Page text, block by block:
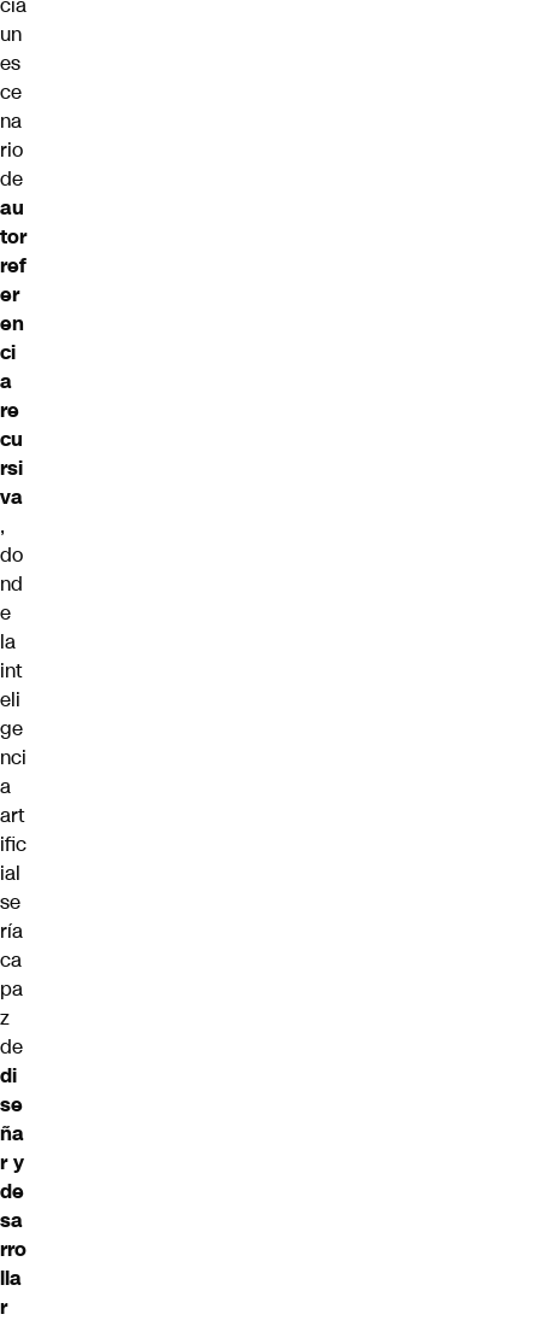
un
es
ce
na
rio
de
au
tor
ref
er
en
ci
a
re
cu
rsi
va
,
do
nd
e
la
int
eli
ge
nci
a
art
ific
ial
se
ría
ca
pa
z
de
di
se
ña
r y
de
sa
rro
lla
r